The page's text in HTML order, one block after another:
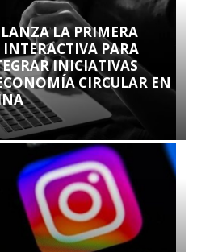
LANZA LA PRIMERA
PARA
INICIATIVAS
CIRCULAR EN